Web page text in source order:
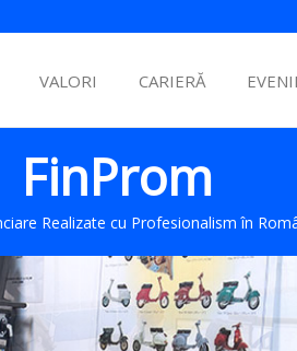
VALORI CARIERĂ
FinProm
Realizate cu Profesionalism în